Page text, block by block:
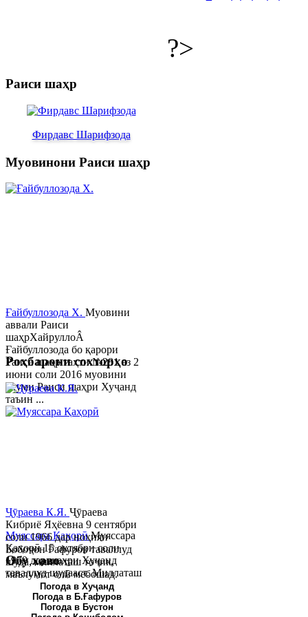
?>
Раиси шаҳр
Фирдавс Шарифзода
Муовинони Раиси шаҳр
Ғайбуллозода Х. Муовини
аввали Раиси
шаҳрХайруллоÂ
Ғайбуллозода бо қарори
Раиси шаҳр таҳти №281 аз 2
июни соли 2016 муовини
якуми Раиси шаҳри Хуҷанд
таъин ...
Муяссара ҚаҳорӣМуяссара
Қаҳорӣ 15 октябри соли
1979 дар шаҳри Хуҷанд
таваллуд шудааст. Миллаташ
тоҷик. Маълумот олӣ. Соли
2002 Донишгоҳи давлатии
Хуҷанд ба...
Роҳбарони сохторҳо
Ҷӯраева К.Я. Ҷӯраева
Кибриё Яҳёевна 9 сентябри
соли 1966 дар ноҳияи
Бобоҷон Ғафуров таваллуд
шуда, миллаташ тоҷик,
маълумот олӣ мебошад.
Соли 1997 Донишг...
Обу хаво
Погода в Хуҷанд
Погода в Б.Ғафуров
Погода в Бустон